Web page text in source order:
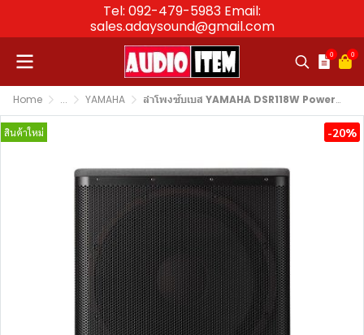
Tel: 092-479-5983 Email:
sales.adaysound@gmail.com
0 0
Home ... YAMAHA ลำโพงซับเบส YAMAHA DSR118W Powered Subwoofer 18″
สินค้าใหม่ -20%